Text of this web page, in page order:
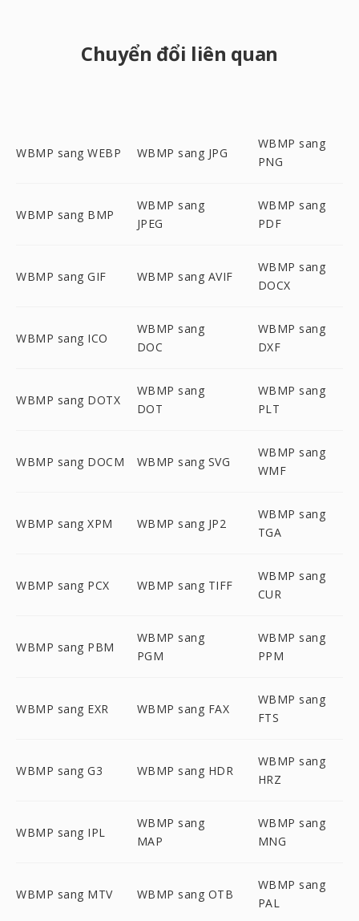
Chuyển đổi liên quan
WBMP sang WEBP WBMP sang JPG
WBMP sang
PNG
WBMP sang BMP
WBMP sang
JPEG
WBMP sang
PDF
WBMP sang GIF WBMP sang AVIF
WBMP sang
DOCX
WBMP sang ICO
WBMP sang
DOC
WBMP sang
DXF
WBMP sang DOTX
WBMP sang
DOT
WBMP sang
PLT
WBMP sang DOCM WBMP sang SVG
WBMP sang
WMF
WBMP sang XPM WBMP sang JP2
WBMP sang
TGA
WBMP sang PCX WBMP sang TIFF
WBMP sang
CUR
WBMP sang PBM
WBMP sang
PGM
WBMP sang
PPM
WBMP sang EXR WBMP sang FAX
WBMP sang
FTS
WBMP sang G3 WBMP sang HDR
WBMP sang
HRZ
WBMP sang IPL
WBMP sang
MAP
WBMP sang
MNG
WBMP sang MTV WBMP sang OTB
WBMP sang
PAL